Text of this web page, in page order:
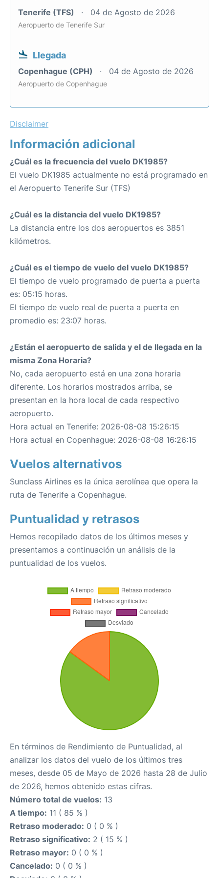
Tenerife (TFS) 04 de Agosto de 2026
Aeropuerto de Tenerife Sur
Llegada
Copenhague (CPH) 04 de Agosto de 2026
Aeropuerto de Copenhague
Disclaimer
Información adicional
¿Cuál es la frecuencia del vuelo DK1985?
El vuelo DK1985 actualmente no está programado en
el Aeropuerto Tenerife Sur (TFS)
¿Cuál es la distancia del vuelo DK1985?
La distancia entre los dos aeropuertos es 3851
kilómetros.
¿Cuál es el tiempo de vuelo del vuelo DK1985?
El tiempo de vuelo programado de puerta a puerta
es: 05:15 horas.
El tiempo de vuelo real de puerta a puerta en
promedio es: 23:07 horas.
¿Están el aeropuerto de salida y el de llegada en la
misma Zona Horaria?
No, cada aeropuerto está en una zona horaria
diferente. Los horarios mostrados arriba, se
presentan en la hora local de cada respectivo
aeropuerto.
Hora actual en Tenerife: 2026-08-08 15:26:15
Hora actual en Copenhague: 2026-08-08 16:26:15
Vuelos alternativos
Sunclass Airlines es la única aerolínea que opera la
ruta de Tenerife a Copenhague.
Puntualidad y retrasos
Hemos recopilado datos de los últimos meses y
presentamos a continuación un análisis de la
puntualidad de los vuelos.
En términos de Rendimiento de Puntualidad, al
analizar los datos del vuelo de los últimos tres
meses, desde 05 de Mayo de 2026 hasta 28 de Julio
de 2026, hemos obtenido estas cifras.
Número total de vuelos: 13
A tiempo: 11 ( 85 % )
Retraso moderado: 0 ( 0 % )
Retraso significativo: 2 ( 15 % )
Retraso mayor: 0 ( 0 % )
Cancelado: 0 ( 0 % )